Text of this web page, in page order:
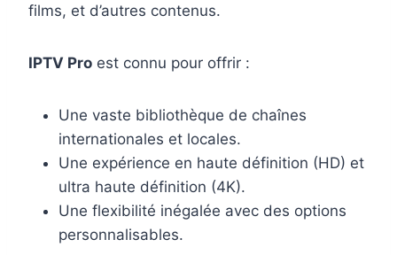
films, et d’autres contenus.
IPTV Pro est connu pour offrir :
Une vaste bibliothèque de chaînes
internationales et locales.
Une expérience en haute définition (HD) et
ultra haute définition (4K).
Une flexibilité inégalée avec des options
personnalisables.